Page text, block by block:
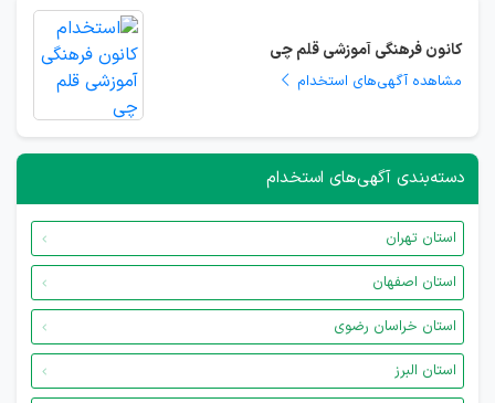
کانون فرهنگی آموزشی قلم چی
مشاهده آگهی‌های استخدام
دسته‌بندی آگهی‌های استخدام
استان تهران
استان اصفهان
استان خراسان رضوی
استان البرز